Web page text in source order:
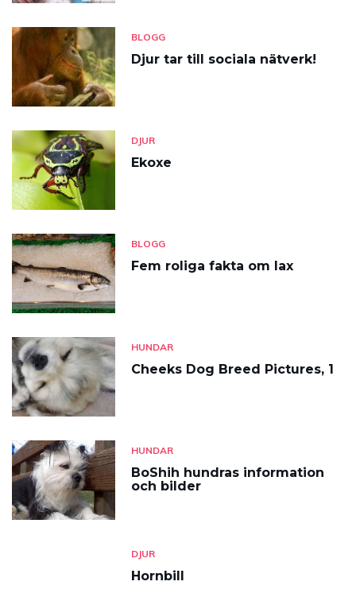
BLOGG
Djur tar till sociala nätverk!
DJUR
Ekoxe
BLOGG
Fem roliga fakta om lax
HUNDAR
Cheeks Dog Breed Pictures, 1
HUNDAR
BoShih hundras information
och bilder
DJUR
Hornbill